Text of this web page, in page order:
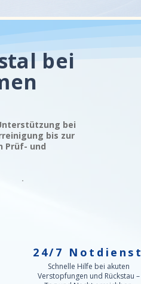
bei
bei
bis zur
Prüf- und
24/7 Notdienst
Schnelle Hilfe bei akuten
Verstopfungen und Rückstau –